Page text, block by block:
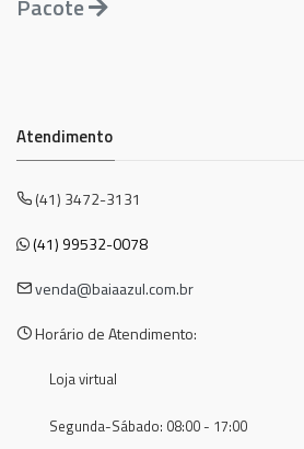
Pacote
Atendimento
(41) 3472-3131
(41) 99532-0078
venda@baiaazul.com.br
Horário de Atendimento:
Loja virtual
Segunda-Sábado: 08:00 - 17:00